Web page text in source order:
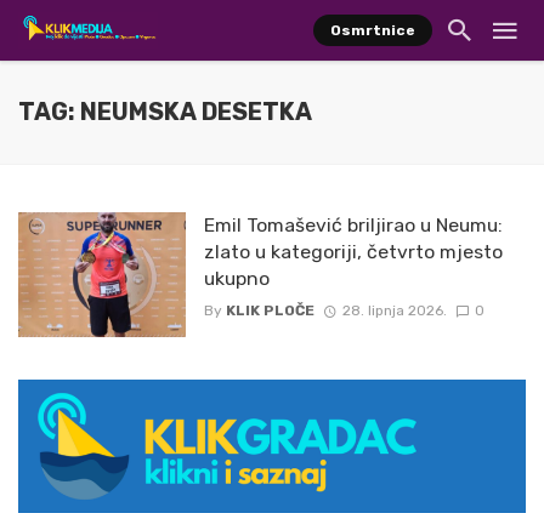
Osmrtnice
TAG: NEUMSKA DESETKA
Emil Tomašević briljirao u Neumu:
zlato u kategoriji, četvrto mjesto
ukupno
By KLIK PLOČE 28. lipnja 2026. 0